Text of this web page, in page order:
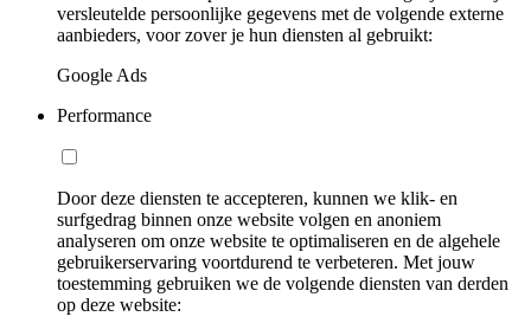
versleutelde persoonlijke gegevens met de volgende externe
aanbieders, voor zover je hun diensten al gebruikt:
Google Ads
Performance
Door deze diensten te accepteren, kunnen we klik- en
surfgedrag binnen onze website volgen en anoniem
analyseren om onze website te optimaliseren en de algehele
gebruikerservaring voortdurend te verbeteren. Met jouw
toestemming gebruiken we de volgende diensten van derden
op deze website: